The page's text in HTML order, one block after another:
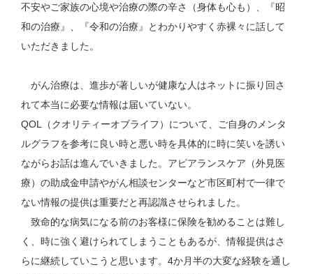
不安やご家族の心境や治療の際の辛さ（身体も心も）、『昭
和の治療』、『令和の治療』とわかりやすく赤裸々に話して
いただきました。
がん治療は、進歩が著しいが健康な人はネットに振り回さ
れて本当に必要な情報は届いていない。
QOL（クオリティーオブライフ）について、ご自身のメンタ
ルグラフを参考に良い時と悪い時を具体的に時に笑いを誘い
ながらお話は進んでいきました。アピアランスケア（外見医
療）の助成金申請やがん相談センターなど市区町村で一律で
ない情報の提供は重要だと再認識させられました。
致命的な病気になる前のお客様に保険を勧めることは難し
く、時に強く避けられてしまうこともあるが、情報提供はさ
らに継続していこうと思います。4か月半の大変な経験を通し